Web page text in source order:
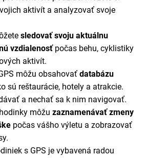
aktivít a analyzovať svoje
sledovať svoju aktuálnu
vzdialenosť počas behu, cyklistiky
aktivít.
môžu obsahovať databázu
sú reštaurácie, hotely a atrakcie.
a nechať sa k nim navigovať.
môžu zaznamenávať zmeny
počas vášho výletu a zobrazovať
s GPS je vybavená radou